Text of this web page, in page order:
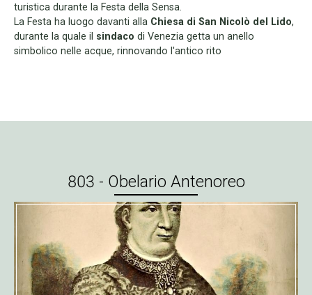
turistica durante la Festa della Sensa.
La Festa ha luogo davanti alla Chiesa di San Nicolò del Lido,
durante la quale il sindaco di Venezia getta un anello
simbolico nelle acque, rinnovando l'antico rito
803 - Obelario Antenoreo